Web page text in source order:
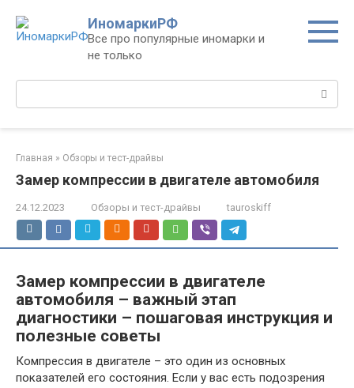
контенту
ИномаркиРФ
Все про популярные иномарки и
не только
Поиск:
Главная » Обзоры и тест-драйвы
Замер компрессии в двигателе автомобиля
24.12.2023 Обзоры и тест-драйвы tauroskiff
Замер компрессии в двигателе
автомобиля – важный этап
диагностики – пошаговая инструкция и
полезные советы
Компрессия в двигателе – это один из основных
показателей его состояния. Если у вас есть подозрения